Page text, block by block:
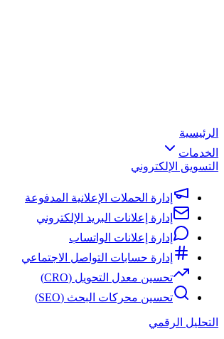
الرئيسية
الخدمات
التسويق الإلكتروني
إدارة الحملات الإعلانية المدفوعة
إدارة إعلانات البريد الإلكتروني
إدارة إعلانات الواتساب
إدارة حسابات التواصل الاجتماعي
تحسين معدل التحويل (CRO)
تحسين محركات البحث (SEO)
التحليل الرقمي